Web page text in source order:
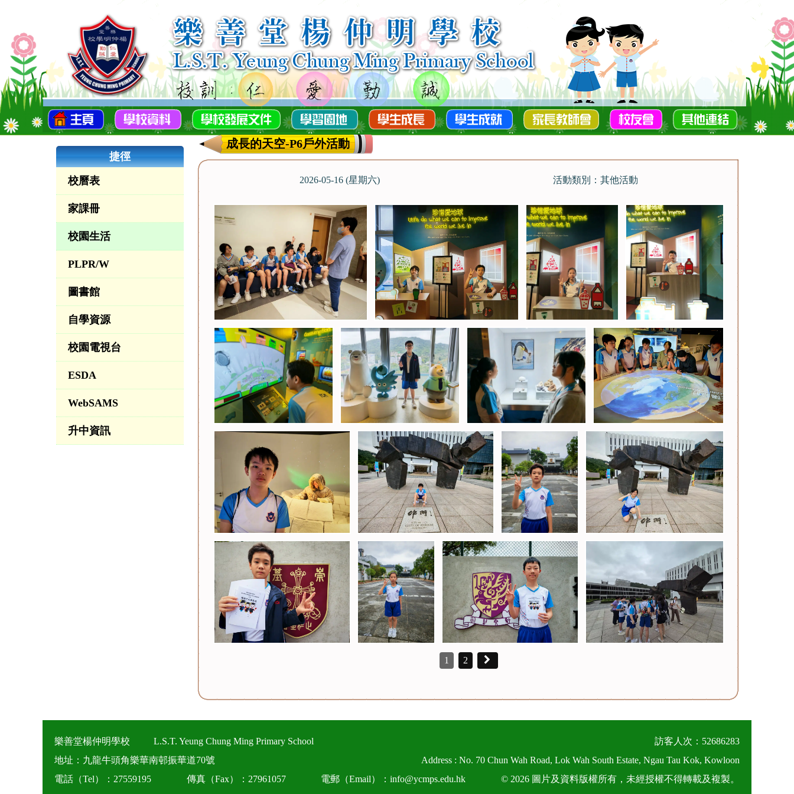
捷徑
校曆表
家課冊
校園生活
PLPR/W
圖書館
自學資源
校園電視台
ESDA
WebSAMS
升中資訊
成長的天空-P6戶外活動
2026-05-16 (星期六) 活動類別：其他活動
1 2
樂善堂楊仲明學校 L.S.T. Yeung Chung Ming Primary School
訪客人次：52686283
地址：九龍牛頭角樂華南邨振華道70號
Address : No. 70 Chun Wah Road, Lok Wah South Estate, Ngau Tau Kok, Kowloon
電話（Tel）：27559195
傳真（Fax）：27961057 電郵（Email）：info@ycmps.edu.hk © 2026 圖片及資料版權所有，未經授權不得轉載及複製。